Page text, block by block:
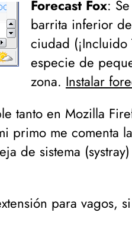
Forecast Fox:
barrita inferior
ciudad (¡Incluido
especie de
zona. Instalar
tanto en Mozilla
primo me comenta
de sistema
para vagos,